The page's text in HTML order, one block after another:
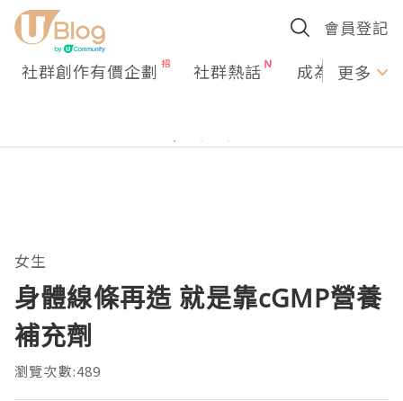
會員登記
社群創作有價企劃 社群熱話 成為U更多
女生
身體線條再造 就是靠cGMP營養
補充劑
瀏覽次數:489